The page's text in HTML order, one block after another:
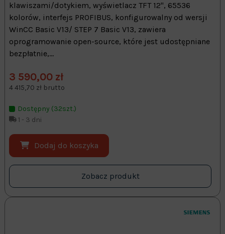
klawiszami/dotykiem, wyświetlacz TFT 12", 65536
kolorów, interfejs PROFIBUS, konfigurowalny od wersji
WinCC Basic V13/ STEP 7 Basic V13, zawiera
oprogramowanie open-source, które jest udostępniane
bezpłatnie,...
3 590,00 zł
4 415,70 zł brutto
Dostępny (32szt.)
1 - 3 dni
Dodaj do koszyka
Zobacz produkt